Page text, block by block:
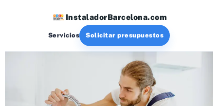
InstaladorBarcelona.com
Servicios Solicitar presupuestos